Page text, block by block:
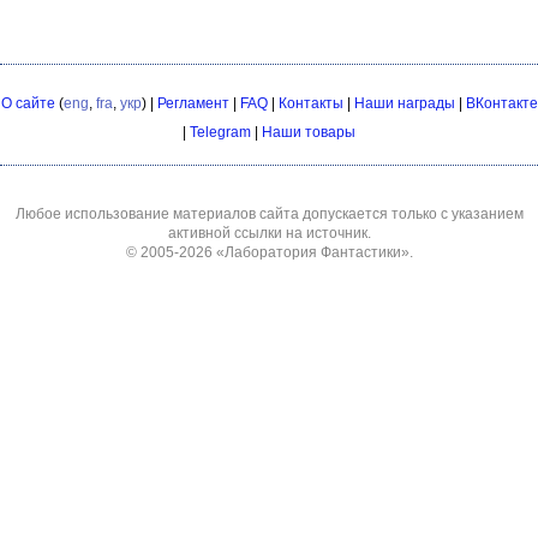
О сайте (eng, fra, укр) | Регламент| FAQ| Контакты Наши награды
ВКонтакте
Telegram Наши товары
Любое использование материалов сайта допускается только с указанием
активной ссылки на источник.
© 2005-2026 «Лаборатория Фантастики».